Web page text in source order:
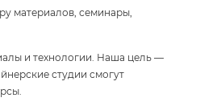
материалов, семинары,
и технологии. Наша цель —
студии смогут